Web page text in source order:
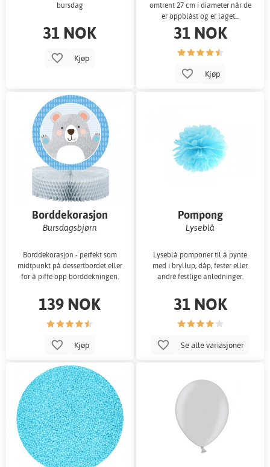
bursdag
31 NOK
Kjøp
omtrent 27 cm i diameter når de
er oppblåst og er laget...
31 NOK
Kjøp
Borddekorasjon
Bursdagsbjørn
Borddekorasjon - perfekt som
midtpunkt på dessertbordet eller
for å piffe opp borddekningen.
139 NOK
Kjøp
Pompong
Lyseblå
Lyseblå pomponer til å pynte
med i bryllup, dåp, fester eller
andre festlige anledninger.
31 NOK
Se alle variasjoner